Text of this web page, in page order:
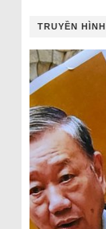
TRUYỀN HÌNH